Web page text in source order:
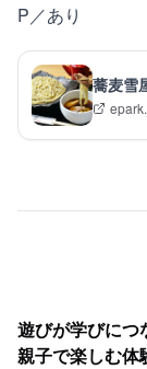
P／あり
蕎麦雪
遊びが学びにつ
親子で楽しむ体